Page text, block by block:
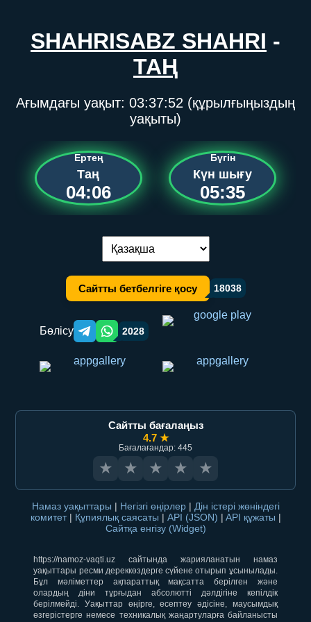
SHAHRISABZ SHAHRI -
ТАҢ
Ағымдағы уақыт: 03:37:52 (құрылғыңыздың
уақыты)
Ертең
Таң
04:06
Бүгін
Күн шығу
05:35
Тілді ауыстыру:
Сайтты бетбелгіге қосу 18038
Бөлісу Telegram orqali ulashish
WhatsApp orqali ulashish
2028
Сайтты бағалаңыз
4.7 ★
Бағалағандар: 445
★ ★ ★ ★ ★
Намаз уақыттары | Негізгі өңірлер | Дін істері жөніндегі
комитет | Құпиялық саясаты | API (JSON) | API құжаты |
Сайтқа енгізу (Widget)
https://namoz-vaqti.uz сайтында жарияланатын намаз
уақыттары ресми дереккөздерге сүйене отырып ұсынылады.
Бұл мәліметтер ақпараттық мақсатта берілген және
олардың діни тұрғыдан абсолютті дәлдігіне кепілдік
берілмейді. Уақыттар өңірге, есептеу әдісіне, маусымдық
өзгерістерге немесе техникалық жаңартуларға байланысты